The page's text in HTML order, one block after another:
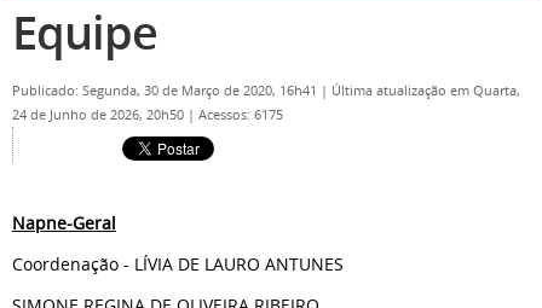
Equipe
Publicado: Segunda, 30 de Março de 2020, 16h41 | Última atualização em Quarta,
24 de Junho de 2026, 20h50 | Acessos: 6175
Napne-Geral
Coordenação - LÍVIA DE LAURO ANTUNES